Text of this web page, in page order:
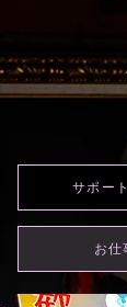
お仕
サポー